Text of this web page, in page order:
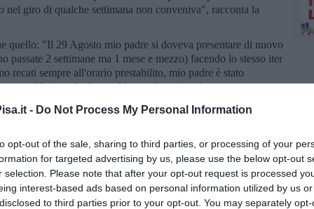
- Do Not Process My Personal Information
opt-out of the sale, sharing to third parties, or processing of your
for targeted advertising by us, please use the below opt-out
selection. Please note that after your opt-out request is processed
interest-based ads based on personal information utilized by us
to third parties prior to your opt-out. You may separately
nel giro di qualche settimana non conveniva", racconta la
quello: "Il 29 Agosto mio padre si doveva presentare di nuovo
passate 2 settimane ma 1 mese e mezzo) facendo lo stesso iter
recati sempre all'orario prestabilito, mio padre è stato
me sul lettino che lo avrebbe trasferito in sala operatoria e
prima? E poi: come si risolve questo problema? "Com'è
del sangue prima di un intervento, cosicché il paziente
rimandata per ben due volte per lo stesso motivo, ea
".
tempi della preospedalizzazionee dobbiamo ricominciare